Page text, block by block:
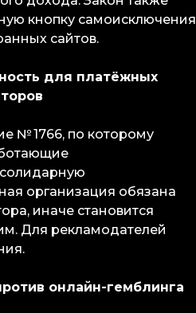
кнопку самоисключения
сайтов.
для платёжных
№ 1766, по которому
организация обязана
иначе становится
Для рекламодателей
онлайн-гемблинга